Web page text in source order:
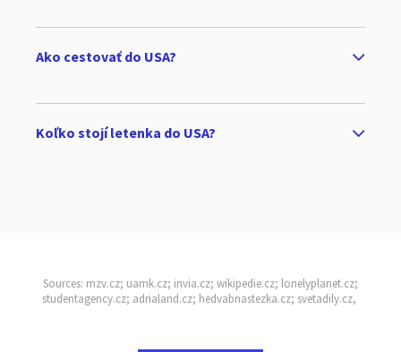
Ako cestovať do USA?
Koľko stojí letenka do USA?
Sources: mzv.cz; uamk.cz; invia.cz; wikipedie.cz; lonelyplanet.cz;
studentagency.cz; adrialand.cz; hedvabnastezka.cz; svetadily.cz,